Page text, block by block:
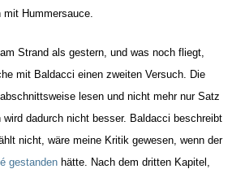
mit Hummersauce.
Strand als gestern, und was noch fliegt,
mit Baldacci einen zweiten Versuch. Die
lesen und nicht mehr nur Satz
dadurch nicht besser. Baldacci beschreibt
nicht, wäre meine Kritik gewesen, wenn der
gestanden hätte. Nach dem dritten Kapitel,